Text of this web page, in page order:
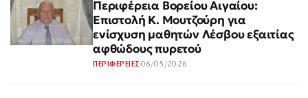
Περιφέρεια Βορείου Αιγαίου:
Επιστολή Κ. Μουτζούρη για
ενίσχυση μαθητών Λέσβου εξαιτίας
αφθώδους πυρετού
ΠΕΡΙΦΕΡΕΙΕΣ06/05/2026